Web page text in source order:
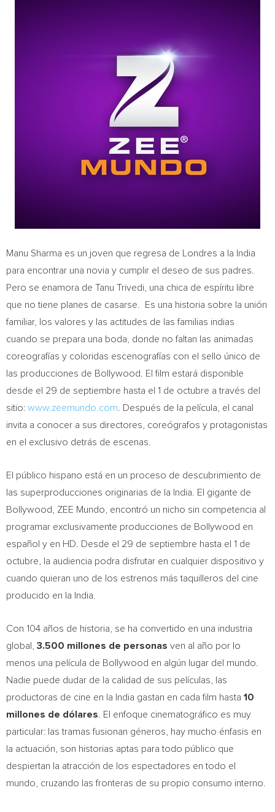
Manu Sharma es un joven que regresa de Londres a la India
para encontrar una novia y cumplir el deseo de sus padres.
Pero se enamora de Tanu Trivedi , una chica de espíritu libre
que no tiene planes de casarse. Es una historia sobre la unión
familiar, los valores y las actitudes de las familias indias
cuando se prepara una boda, donde no faltan las animadas
coreografías y coloridas escenografías con el sello único de
las producciones de Bollywood. El film estará disponible
desde el 29 de septiembre hasta el 1 de octubre a través del
sitio: www.zeemundo.com . Después de la película, el canal
invita a conocer a sus directores, coreógrafos y protagonistas
en el exclusivo detrás de escenas.
El público hispano está en un proceso de descubrimiento de
las superproducciones originarias de la India . El gigante de
Bollywood, ZEE Mundo, encontró un nicho sin competencia al
programar exclusivamente producciones de Bollywood en
español y en HD. Desde el 29 de septiembre hasta el 1 de
octubre, la audiencia podra disfrutar en cualquier dispositivo y
cuando quieran uno de los estrenos más taquilleros del cine
producido en la India
Con 104 años de historia, se ha convertido en una industria
global, 3.500 millones de personas ven al año por lo
menos una película de Bollywood en algún lugar del mundo.
Nadie puede dudar de la calidad de sus películas, las
productoras de cine en la India gastan en cada film hasta 10
millones de dólares . El enfoque cinematográfico es muy
particular: las tramas fusionan géneros, hay mucho énfasis en
la actuación, son historias aptas para todo público que
despiertan la atracción de los espectadores en todo el
mundo, cruzando las fronteras de su propio consumo interno.